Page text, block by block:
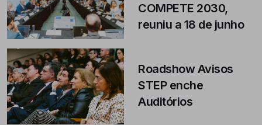
COMPETE 2030,
reuniu a 18 de junho
Roadshow Avisos
STEP enche
Auditórios